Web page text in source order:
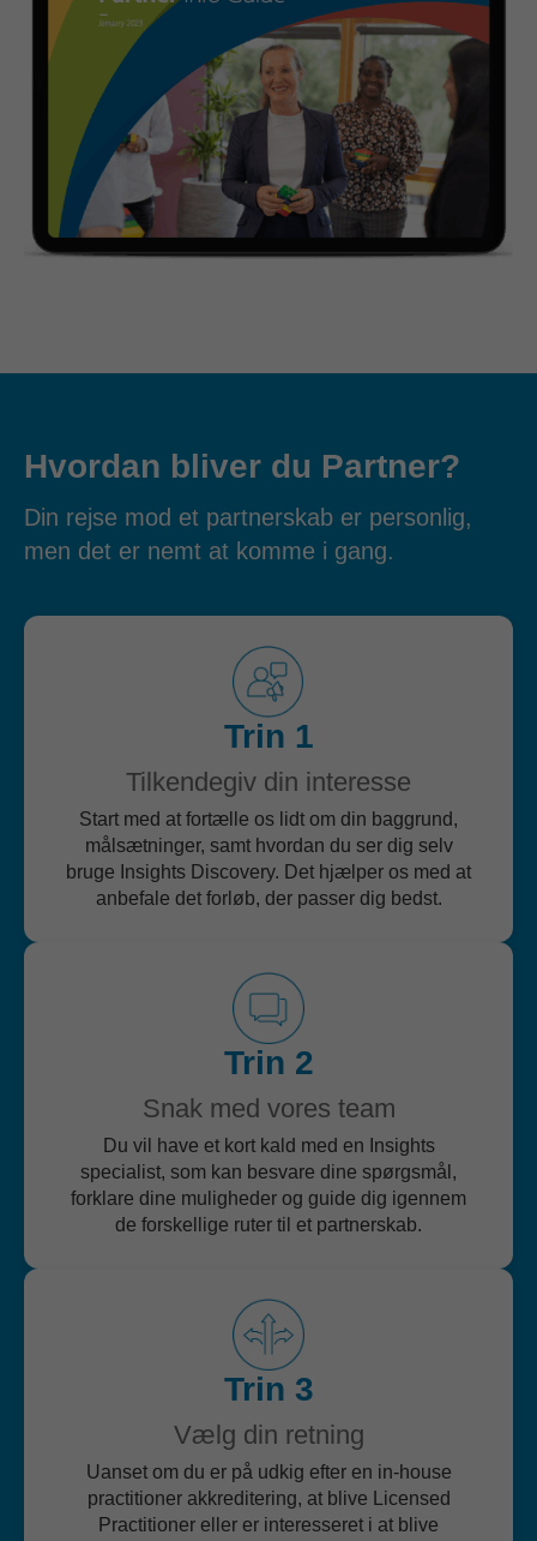
Hvordan bliver du Partner?
Din rejse mod et partnerskab er personlig,
men det er nemt at komme i gang.
Trin 1
Tilkendegiv din interesse
Start med at fortælle os lidt om din baggrund,
målsætninger, samt hvordan du ser dig selv
bruge Insights Discovery. Det hjælper os med at
anbefale det forløb, der passer dig bedst.
Trin 2
Snak med vores team
Du vil have et kort kald med en Insights
specialist, som kan besvare dine spørgsmål,
forklare dine muligheder og guide dig igennem
de forskellige ruter til et partnerskab.
Trin 3
Vælg din retning
Uanset om du er på udkig efter en in-house
practitioner akkreditering, at blive Licensed
Practitioner eller er interesseret i at blive